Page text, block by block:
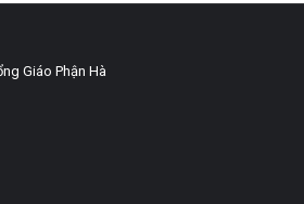
Giáo Phận Hà